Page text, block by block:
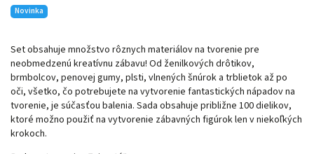
Novinka
Set obsahuje množstvo rôznych materiálov na tvorenie pre
neobmedzenú kreatívnu zábavu! Od ženilkových drôtikov,
brmbolcov, penovej gumy, plsti, vlnených šnúrok a trblietok až po
oči, všetko, čo potrebujete na vytvorenie fantastických nápadov na
tvorenie, je súčasťou balenia. Sada obsahuje približne 100 dielikov,
ktoré možno použiť na vytvorenie zábavných figúrok len v niekoľkých
krokoch.